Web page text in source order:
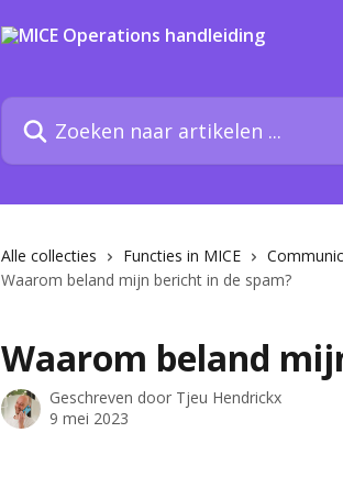
Zoeken naar artikelen ...
Alle collecties Functies in MICE
Waarom beland mijn bericht in de spam?
Waarom beland
Geschreven door Tjeu Hendrickx
9 mei 2023